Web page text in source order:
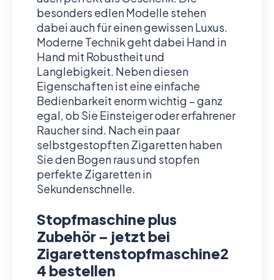
besonders edlen Modelle stehen
dabei auch für einen gewissen Luxus.
Moderne Technik geht dabei Hand in
Hand mit Robustheit und
Langlebigkeit. Neben diesen
Eigenschaften ist eine einfache
Bedienbarkeit enorm wichtig – ganz
egal, ob Sie Einsteiger oder erfahrener
Raucher sind. Nach ein paar
selbstgestopften Zigaretten haben
Sie den Bogen raus und stopfen
perfekte Zigaretten in
Sekundenschnelle.
Stopfmaschine plus
Zubehör – jetzt bei
Zigarettenstopfmaschine2
4 bestellen